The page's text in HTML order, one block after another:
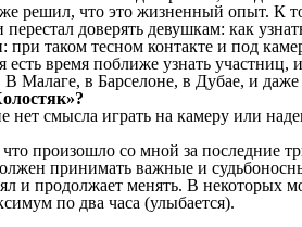
решил, что это жизненный опыт. К
доверять девушкам: как
при таком тесном контакте и под
время поближе узнать
Малаге, в Барселоне, в Дубае, и
смысла играть на камеру или
произошло со мной за последние
принимать важные и
и продолжает менять. В некоторых
по два часа (улыбается).